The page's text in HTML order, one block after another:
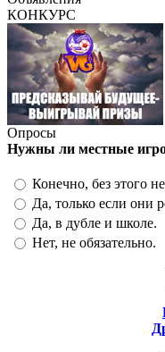
КОНКУРС
Опросы
Нужны ли местные
Конечно, без этого
Да, только если они
Да, в дубле и школе.
Нет, не обязательно.